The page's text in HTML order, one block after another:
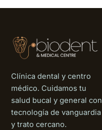
Clínica dental y centro
médico. Cuidamos tu
salud bucal y general con
tecnología de vanguardia
y trato cercano.